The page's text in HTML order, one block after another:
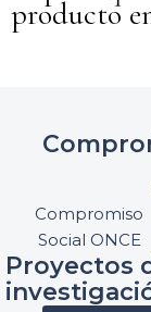
producto
Compromiso
Social ONCE
Proyectos